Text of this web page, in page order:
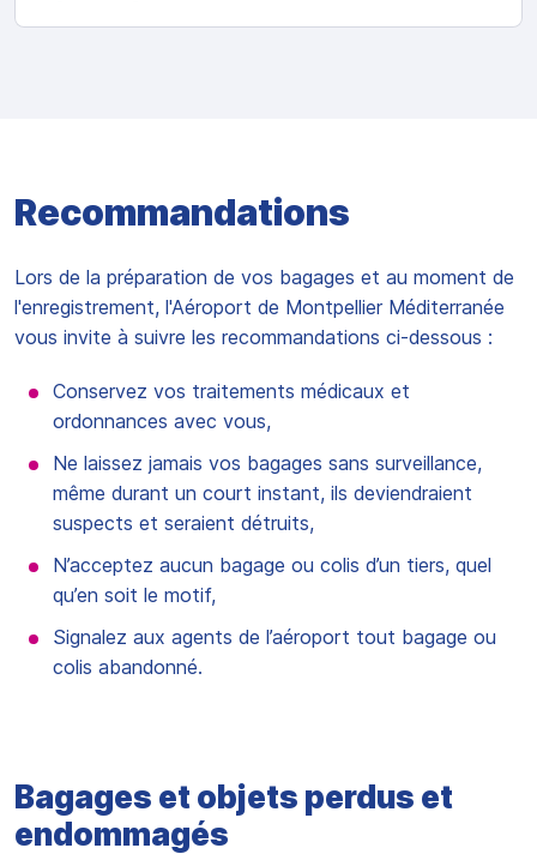
Recommandations
Lors de la préparation de vos bagages et au moment de
l'enregistrement, l'Aéroport de Montpellier Méditerranée
vous invite à suivre les recommandations ci-dessous :
Conservez vos traitements médicaux et
ordonnances avec vous,
Ne laissez jamais vos bagages sans surveillance,
même durant un court instant, ils deviendraient
suspects et seraient détruits,
N’acceptez aucun bagage ou colis d’un tiers, quel
qu’en soit le motif,
Signalez aux agents de l’aéroport tout bagage ou
colis abandonné.
Bagages et objets perdus et
endommagés